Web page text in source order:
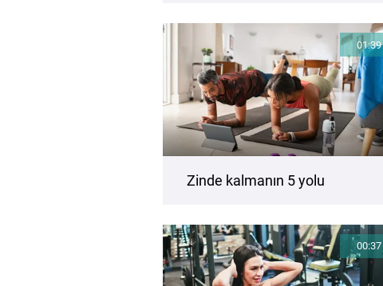
01:39
Zinde kalmanın 5 yolu
00:37